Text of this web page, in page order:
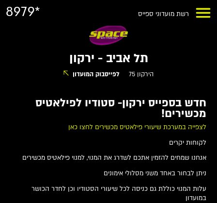
רשת מועדוני ספייס 8979*
תל אביב - ירקון
הירקון 75 לפייסבוק המועדון
חדש בספייס ירקון- סטודיו לפילאטיס
מכשירים!
לצפייה במערכת שיעורי פילאטיס מכשירים לחצו כאן
לקוחות יקרים
אנחנו שמחים להזמין אתכם לשדרג את המנוי, למנוי פילאטיס מכשירים
ניתן לבחור באחד משני מסלולי אימונים
עלות המנוי כוללת גם כניסה לכל שיעורי הסטודיו וכן לחדר הכושר
במועדון